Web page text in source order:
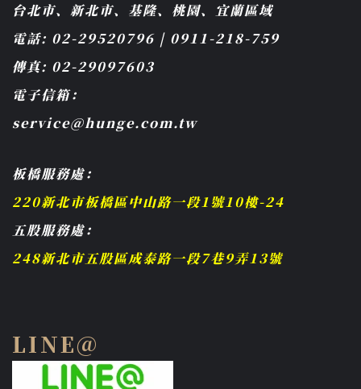
台北市、新北市、基隆、桃園、宜蘭區域
電話: 02-29520796 | 0911-218-759
傳真: 02-29097603
電子信箱：
service@hunge.com.tw
板橋服務處：
220新北市板橋區中山路一段1號10樓-24
五股服務處：
248新北市五股區成泰路一段7巷9弄13號
LINE@